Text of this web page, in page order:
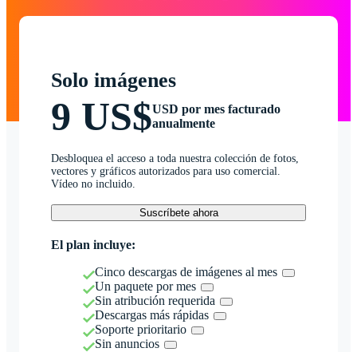
Solo imágenes
9 US$USD por mes facturado
anualmente
Desbloquea el acceso a toda nuestra colección de fotos,
vectores y gráficos autorizados para uso comercial.
Vídeo no incluido.
Suscríbete ahora
El plan incluye:
Cinco descargas de imágenes al mes
Un paquete por mes
Sin atribución requerida
Descargas más rápidas
Soporte prioritario
Sin anuncios